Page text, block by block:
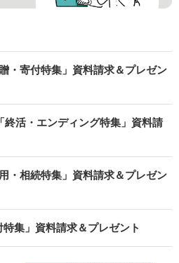
・寄付特集」資料請求＆プレゼン
終活・エンディング特集」資料請
・相続特集」資料請求＆プレゼン
集」資料請求＆プレゼント